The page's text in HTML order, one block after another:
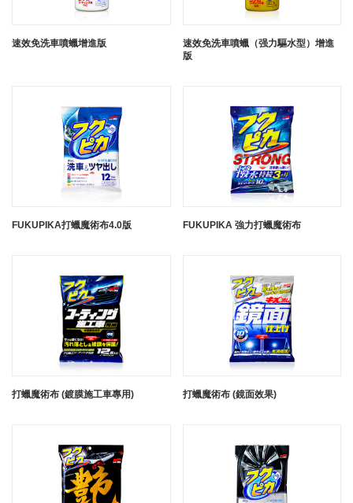
速效免洗車噴蠟增進版
速效免洗車噴蠟（强力驅水型）增進
版
FUKUPIKA打蠟魔術布4.0版 FUKUPIKA 強力打蠟魔術布
打蠟魔術布 (鍍膜施工車專用) 打蠟魔術布 (鏡面效果)